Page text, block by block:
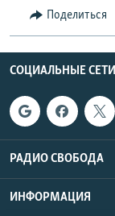
Поделиться
СОЦИАЛЬНЫЕ СЕТИ
РАДИО СВОБОДА
ИНФОРМАЦИЯ